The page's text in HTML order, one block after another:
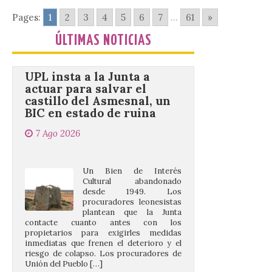
Pages: 1 2 3 4 5 6 7 ... 61 »
ÚLTIMAS NOTICIAS
UPL insta a la Junta a
actuar para salvar el
castillo del Asmesnal, un
BIC en estado de ruina
7 Ago 2026
procuradores leonesistas
plantean que la Junta
contacte cuanto antes con los
propietarios para exigirles medidas
inmediatas que frenen el deterioro y el
riesgo de colapso. Los procuradores de
Unión del Pueblo […]